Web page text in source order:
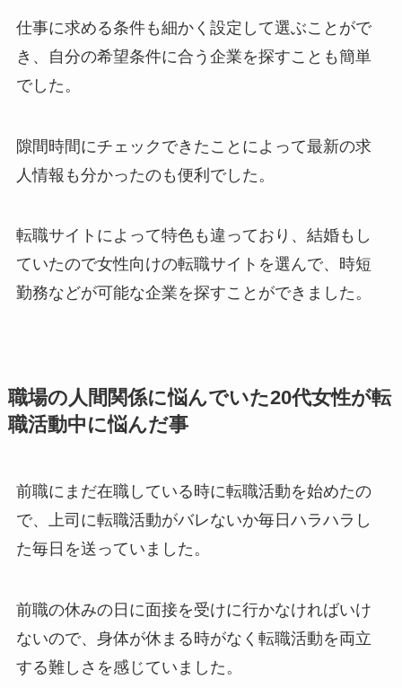
仕事に求める条件も細かく設定して選ぶことがで
き、自分の希望条件に合う企業を探すことも簡単
でした。
隙間時間にチェックできたことによって最新の求
人情報も分かったのも便利でした。
転職サイトによって特色も違っており、結婚もし
ていたので女性向けの転職サイトを選んで、時短
勤務などが可能な企業を探すことができました。
職場の人間関係に悩んでいた20代女性が転
職活動中に悩んだ事
前職にまだ在職している時に転職活動を始めたの
で、上司に転職活動がバレないか毎日ハラハラし
た毎日を送っていました。
前職の休みの日に面接を受けに行かなければいけ
ないので、身体が休まる時がなく転職活動を両立
する難しさを感じていました。